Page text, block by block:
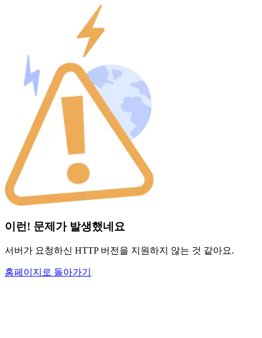
이런! 문제가 발생했네요
서버가 요청하신 HTTP 버전을 지원하지 않는 것 같아요.
홈페이지로 돌아가기